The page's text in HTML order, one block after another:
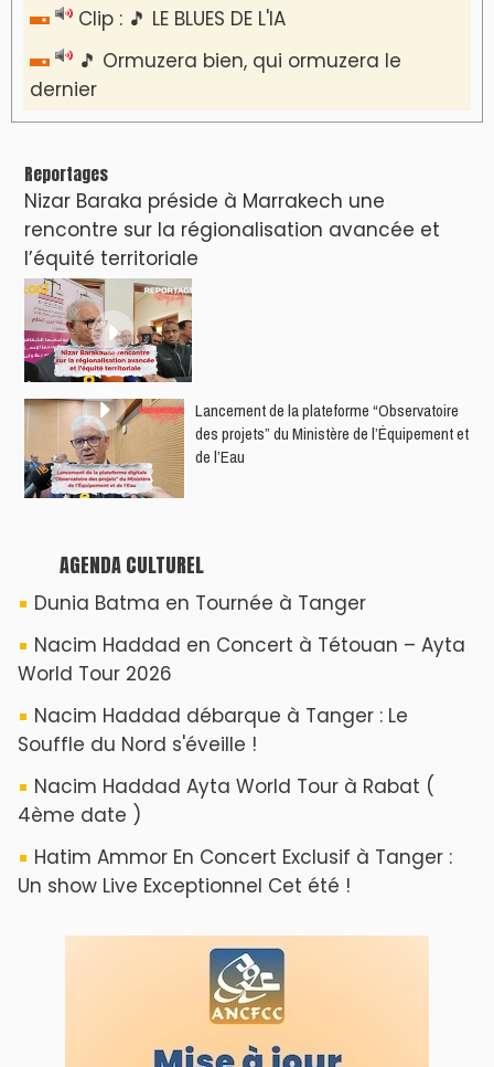
Clip : 🎵 LE BLUES DE L'IA
🎵 Ormuzera bien, qui ormuzera le
dernier
Reportages
Nizar Baraka préside à Marrakech une
rencontre sur la régionalisation avancée et
l’équité territoriale
​Lancement de la plateforme “Observatoire
des projets” du Ministère de l’Équipement et
de l’Eau
AGENDA CULTUREL
Dunia Batma en Tournée à Tanger
Nacim Haddad en Concert à Tétouan – Ayta
World Tour 2026
Nacim Haddad débarque à Tanger : Le
Souffle du Nord s'éveille !
Nacim Haddad Ayta World Tour à Rabat (
4ème date )
Hatim Ammor En Concert Exclusif à Tanger :
Un show Live Exceptionnel Cet été !